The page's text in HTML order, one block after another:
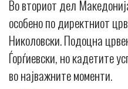
Во вториот дел
особено по директниот
Николовски. Подоцна
Ѓорѓиевски, но кадетите
во најважните моменти.